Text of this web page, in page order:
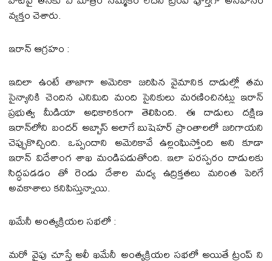
వ్యక్తం చెశారు.
ఇరాన్ ఆగ్రహం :
ఇదిలా ఉంటే తాజాగా అమెరికా జరిపిన వైమానిక దాడుల్లో తమ
సైన్యానికి చెందిన ఎనిమిది మంది సైనికులు మరణించినట్లు ఇరాన్‌
ప్రభుత్వ మీడియా అధికారికంగా తెలిపింది. ఈ దాడులు దక్షిణ
ఇరాన్‌లోని బందర్‌ అబ్బాస్‌ అలాగే బుషెహర్‌ ప్రాంతాలలో జరిగాయని
చెప్పుకొచ్చింది. ఒప్పందాని అమెరికావే ఉల్లంఘిస్తోంది అని కూడా
ఇరాన్ విదేశాంగ శాఖ మండిపడుతోంది. ఇలా పరస్పరం దాడులకు
సిద్ధపడడం తో రెండు దేశాల మధ్య ఉద్రిక్తతలు మరింత పెరిగే
అవకాశాలు కనిపిస్తున్నాయి.
ఖమేనీ అంత్యక్రియల సభలో :
మరో వైపు చూస్తే అలీ ఖమేనీ అంత్యక్రియల సభలో అయితే ట్రంప్ ని